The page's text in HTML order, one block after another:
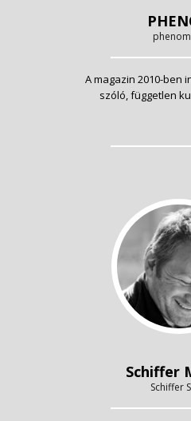
A magazin 2010-ben
szóló, független
Schiffer
Schiffer